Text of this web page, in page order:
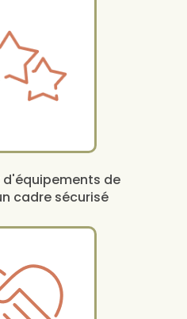
d'équipements de
cadre sécurisé